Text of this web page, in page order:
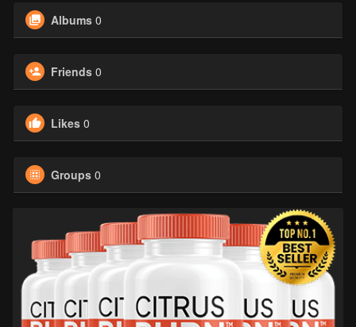
Albums 0
Friends 0
Likes 0
Groups 0